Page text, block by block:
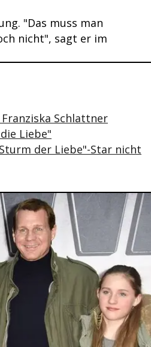
"Das muss man
nicht", sagt er im
Schlattner
Liebe"
der Liebe"-Star nicht